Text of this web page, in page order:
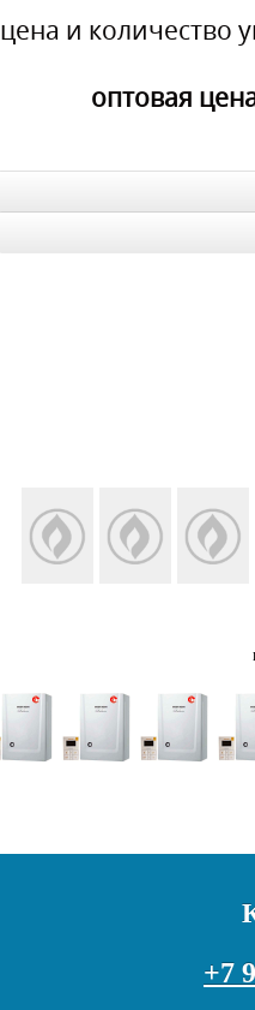
цена и количество
оптовая
+7